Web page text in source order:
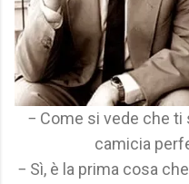
− Come si vede che ti
camicia
− Sì, è la prima cosa